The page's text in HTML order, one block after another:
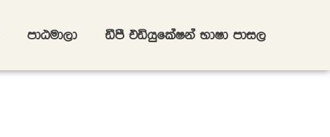
mdGud,d ãmS tähqflaIka NdId mdi,